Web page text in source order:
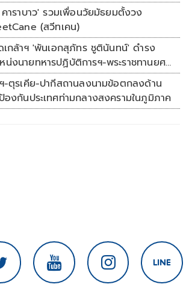
าราบาว' รวมเพื่อนวัยมัธยมตั้งวง
(สวีทเคน)
เกล้าฯ 'พันเอกสุภัทร ชูตินันทน์' ดำรง
น่งนายทหารปฏิบัติการฯ-พระราชทานยศ
รี'
-ตุรเคีย-ปากีสถานลงนามข้อตกลงด้าน
องกันประเทศท่ามกลางสงครามในภูมิภาค